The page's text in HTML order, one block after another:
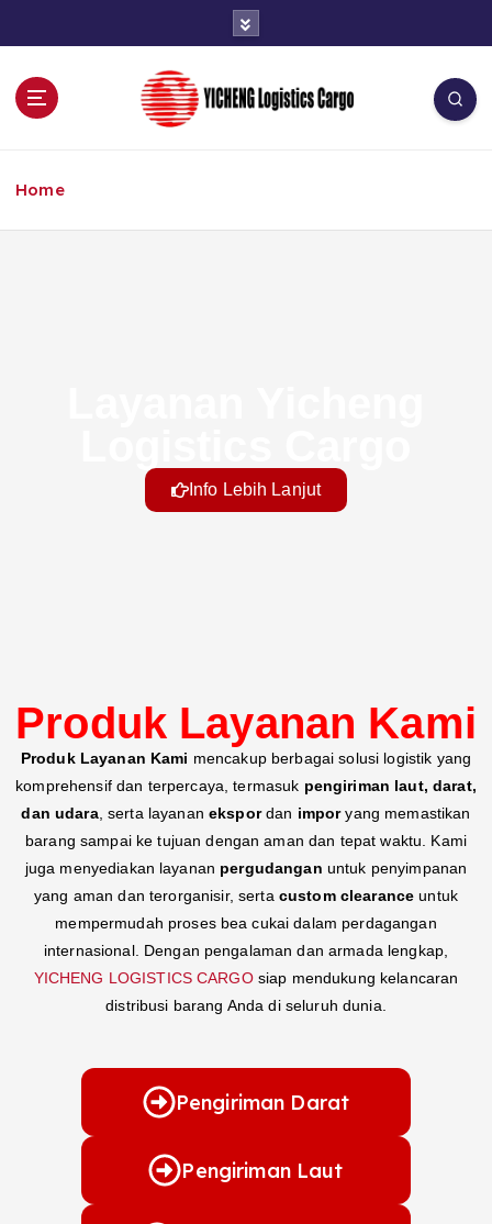
Home
Info Lebih Lanjut
Produk Layanan Kami
Produk Layanan Kami mencakup berbagai solusi logistik yang
komprehensif dan terpercaya, termasuk pengiriman laut, darat,
dan udara, serta layanan ekspordan imporyang memastikan
barang sampai ke tujuan dengan aman dan tepat waktu. Kami
juga menyediakan layanan pergudangan untuk penyimpanan
yang aman dan terorganisir, serta custom clearance untuk
mempermudah proses bea cukai dalam perdagangan
internasional. Dengan pengalaman dan armada lengkap,
YICHENG LOGISTICS CARGOsiap mendukung kelancaran
distribusi barang Anda di seluruh dunia.
Pengiriman Darat
Pengiriman Laut